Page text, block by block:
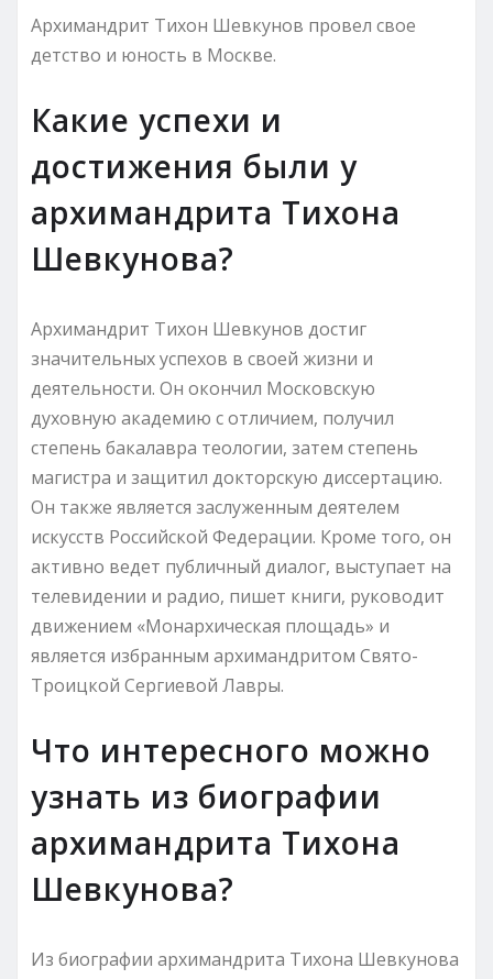
Архимандрит Тихон Шевкунов провел свое
детство и юность в Москве.
Какие успехи и
достижения были у
архимандрита Тихона
Шевкунова?
Архимандрит Тихон Шевкунов достиг
значительных успехов в своей жизни и
деятельности. Он окончил Московскую
духовную академию с отличием, получил
степень бакалавра теологии, затем степень
магистра и защитил докторскую диссертацию.
Он также является заслуженным деятелем
искусств Российской Федерации. Кроме того, он
активно ведет публичный диалог, выступает на
телевидении и радио, пишет книги, руководит
движением «Монархическая площадь» и
является избранным архимандритом Свято-
Троицкой Сергиевой Лавры.
Что интересного можно
узнать из биографии
архимандрита Тихона
Шевкунова?
Из биографии архимандрита Тихона Шевкунова